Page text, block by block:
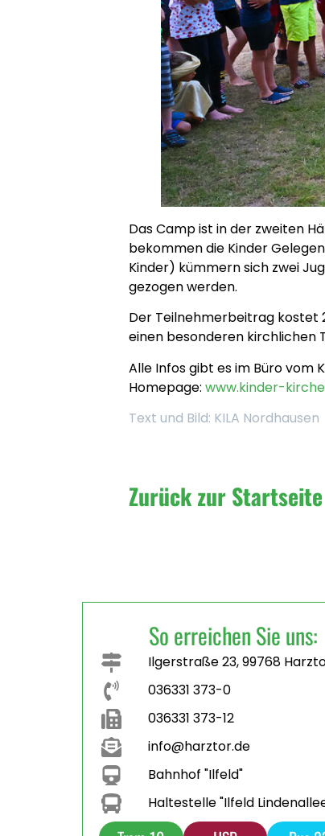
Das Camp ist in der zweiten
bekommen die Kinder
Kinder) kümmern sich zwei
gezogen werden.
Der Teilnehmerbeitrag kostet
einen besonderen kirchlichen
Alle Infos gibt es im Büro vom
Homepage: www.kinder-
Text und Bild: KILA Nordhausen
Zurück zur Startseite
So erreichen Sie uns:
Ilgerstraße 23, 99768
036331 373-0
036331 373-12
info@harztor.de
Bahnhof "Ilfeld"
Haltestelle "Ilfeld